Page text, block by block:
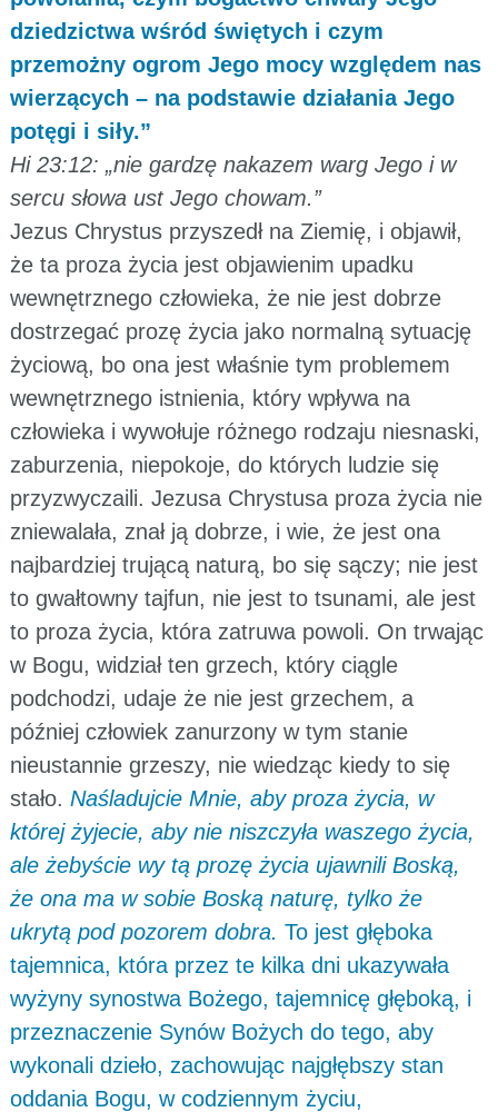
dziedzictwa wśród świętych i czym
przemożny ogrom Jego mocy względem nas
wierzących – na podstawie działania Jego
potęgi i siły.”
Hi 23:12: „nie gardzę nakazem warg Jego i w
sercu słowa ust Jego chowam.”
Jezus Chrystus przyszedł na Ziemię, i objawił,
że ta proza życia jest objawienim upadku
wewnętrznego człowieka, że nie jest dobrze
dostrzegać prozę życia jako normalną sytuację
życiową, bo ona jest właśnie tym problemem
wewnętrznego istnienia, który wpływa na
człowieka i wywołuje różnego rodzaju niesnaski,
zaburzenia, niepokoje, do których ludzie się
przyzwyczaili. Jezusa Chrystusa proza życia nie
zniewalała, znał ją dobrze, i wie, że jest ona
najbardziej trującą naturą, bo się sączy; nie jest
to gwałtowny tajfun, nie jest to tsunami, ale jest
to proza życia, która zatruwa powoli. On trwając
w Bogu, widział ten grzech, który ciągle
podchodzi, udaje że nie jest grzechem, a
później człowiek zanurzony w tym stanie
nieustannie grzeszy, nie wiedząc kiedy to się
stało. Naśladujcie Mnie, aby proza życia, w
której żyjecie, aby nie niszczyła waszego życia,
ale żebyście wy tą prozę życia ujawnili Boską,
że ona ma w sobie Boską naturę, tylko że
ukrytą pod pozorem dobra. To jest głęboka
tajemnica, która przez te kilka dni ukazywała
wyżyny synostwa Bożego, tajemnicę głęboką, i
przeznaczenie Synów Bożych do tego, aby
wykonali dzieło, zachowując najgłębszy stan
oddania Bogu, w codziennym życiu,